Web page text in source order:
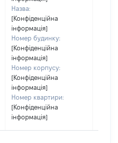
Назва:
[Конфіденційна
інформація]
Номер будинку:
[Конфіденційна
інформація]
Номер корпусу:
[Конфіденційна
інформація]
Номер квартири:
[Конфіденційна
інформація]